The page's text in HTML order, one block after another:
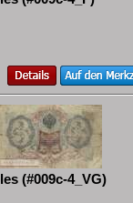
(#009c-4_VG)